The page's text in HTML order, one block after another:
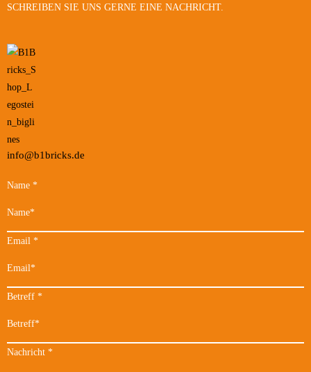
SCHREIBEN SIE UNS GERNE EINE NACHRICHT.
info@b1bricks.de
Name *
Email *
Betreff *
Nachricht *